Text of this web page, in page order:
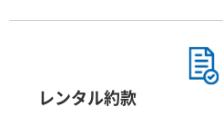
レンタル約款